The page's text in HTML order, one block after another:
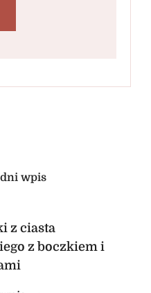
wpis
z ciasta
z boczkiem i